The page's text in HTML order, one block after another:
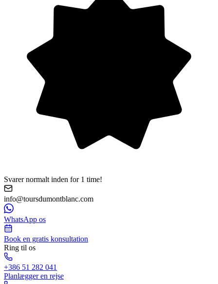
Svarer normalt inden for 1 time!
info@toursdumontblanc.com
WhatsApp os
Book en gratis konsultation
Ring til os
+386 51 282 041
Planlægger en rejse